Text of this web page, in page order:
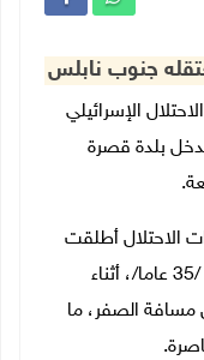
جنوب نابلس
الاحتلال الإسرائيلي
بلدة قصرة
الاحتلال أطلقت
الرصاص على شقيقه عوض الله شحادة /35 عاما/، أثناء
مسافة الصفر، ما